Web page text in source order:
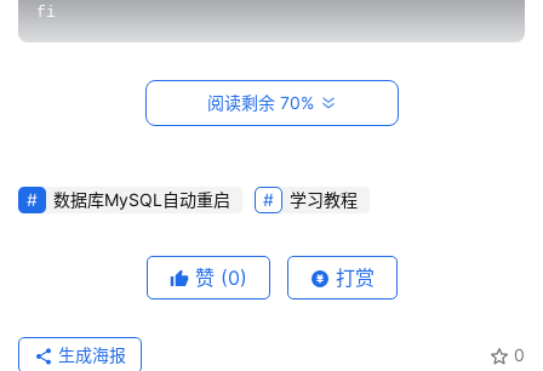
识
注册
fi
这个脚本使用 systemctl 来检查和控制 MySQL 服务
行权限。在终端中运行以下命令：
bash
chmod +x /path/to/restart_mysql.sh
阅读剩余 70%
数据库MySQL自动重启 学习教程
赞 (0) 打赏
0
生成海报